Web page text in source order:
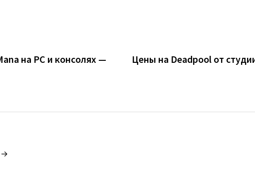
на PC и консолях —
Цены на Deadpool от
→